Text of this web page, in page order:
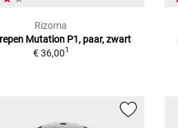
Rizoma
Mutation P1, paar, zwart
€ 36,001